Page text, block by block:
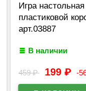
Игра
пластиковой
арт.03887
В наличии
459₽ 199 ₽ -